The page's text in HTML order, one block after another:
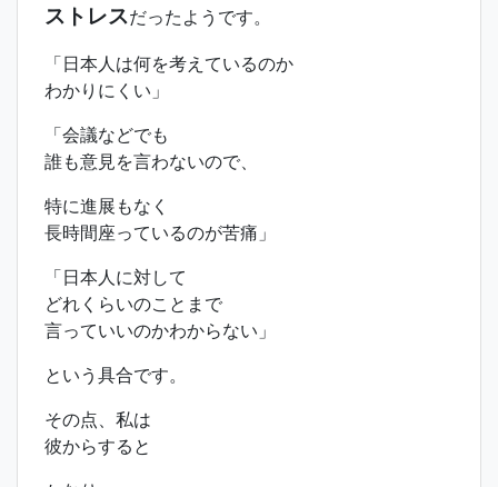
ストレスだったようです。
「日本人は何を考えているのか
わかりにくい」
「会議などでも
誰も意見を言わないので、
特に進展もなく
長時間座っているのが苦痛」
「日本人に対して
どれくらいのことまで
言っていいのかわからない」
という具合です。
その点、私は
彼からすると